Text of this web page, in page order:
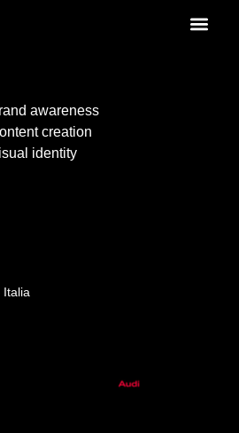
awareness
creation
identity
Italia